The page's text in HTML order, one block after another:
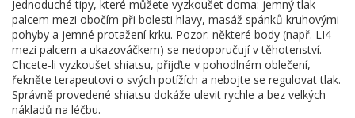
Jednoduché tipy, které můžete vyzkoušet doma: jemný tlak
palcem mezi obočím při bolesti hlavy, masáž spánků kruhovými
pohyby a jemné protažení krku. Pozor: některé body (např. LI4
mezi palcem a ukazováčkem) se nedoporučují v těhotenství.
Chcete-li vyzkoušet shiatsu, přijďte v pohodlném oblečení,
řekněte terapeutovi o svých potížích a nebojte se regulovat tlak.
Správně provedené shiatsu dokáže ulevit rychle a bez velkých
nákladů na léčbu.